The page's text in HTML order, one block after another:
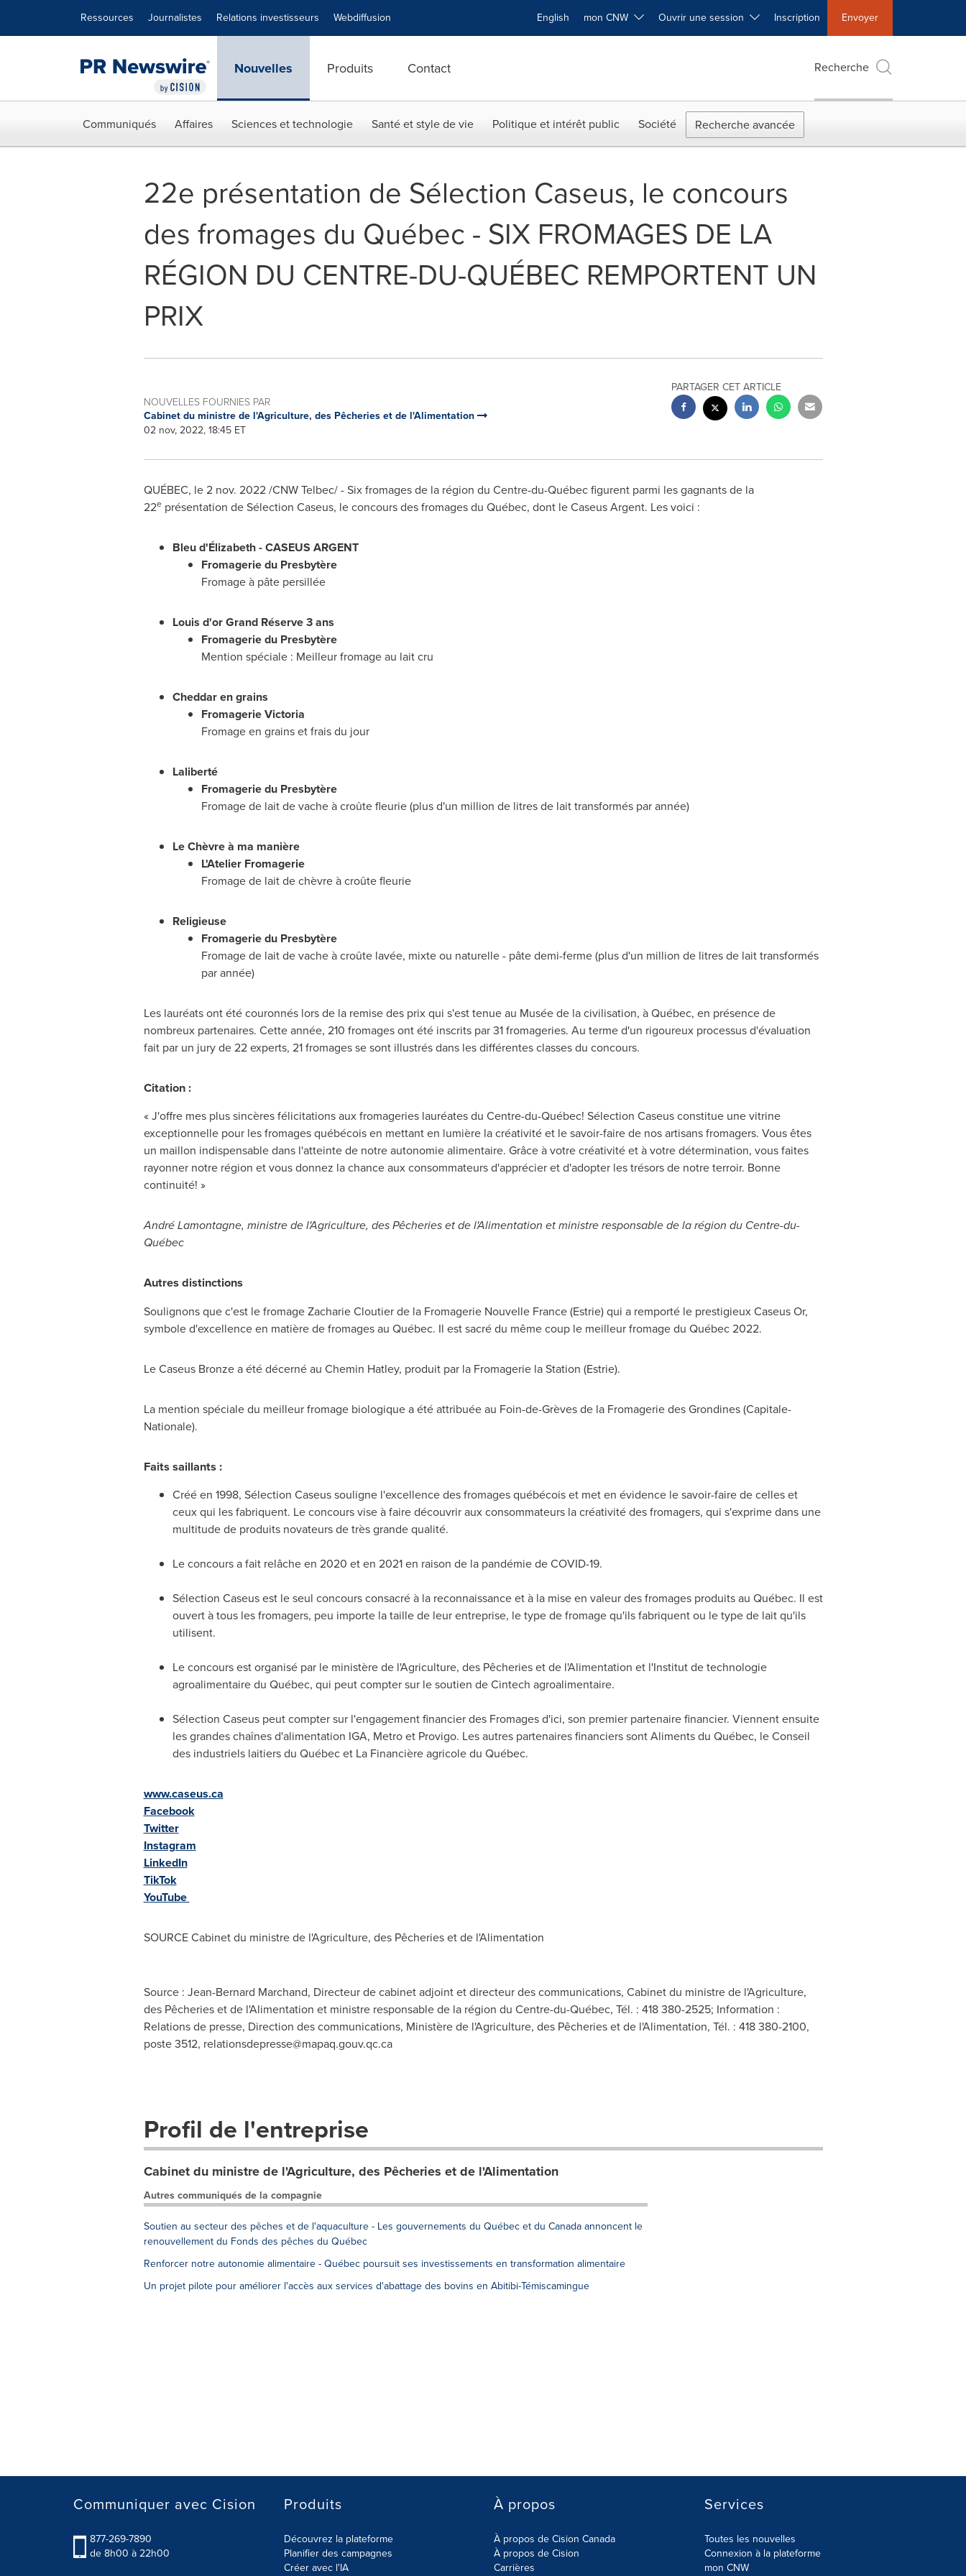
Ressources Journalistes Relations investisseurs Webdiffusion English mon CNW Ouvrir une session Inscription Envoyer
Nouvelles Produits Contact Recherche
Communiqués Affaires Sciences et technologie Santé et style de vie Politique et intérêt public Société Recherche avancée
22e présentation de Sélection Caseus, le concours
des fromages du Québec - SIX FROMAGES DE LA
RÉGION DU CENTRE-DU-QUÉBEC REMPORTENT UN
PRIX
NOUVELLES FOURNIES PAR
Cabinet du ministre de l'Agriculture, des Pêcheries et de l'Alimentation
02 nov, 2022, 18:45 ET
PARTAGER CET ARTICLE
QUÉBEC, le2 nov. 2022/CNW Telbec/ - Six fromages de la région du Centre-du-Québec figurent parmi les gagnants de la
22eprésentation de Sélection Caseus, le concours des fromages du Québec, dont le Caseus Argent. Les voici :
Bleu d'Élizabeth - CASEUS ARGENT
Fromagerie du Presbytère
Fromage à pâte persillée
Louis d'or Grand Réserve 3 ans
Fromagerie du Presbytère
Mention spéciale : Meilleur fromage au lait cru
Cheddar en grains
Fromagerie Victoria
Fromage en grains et frais du jour
Laliberté
Fromagerie du Presbytère
Fromage de lait de vache à croûte fleurie (plus d'un million de litres de lait transformés par année)
Le Chèvre à ma manière
L'Atelier Fromagerie
Fromage de lait de chèvre à croûte fleurie
Religieuse
Fromagerie du Presbytère
Fromage de lait de vache à croûte lavée, mixte ou naturelle - pâte demi-ferme (plus d'un million de litres de lait transformés
par année)
Les lauréats ont été couronnés lors de la remise des prix qui s'est tenue au Musée de la civilisation, à Québec, en présence de
nombreux partenaires. Cette année, 210 fromages ont été inscrits par 31 fromageries. Au terme d'un rigoureux processus d'évaluation
fait par un jury de 22 experts, 21 fromages se sont illustrés dans les différentes classes du concours.
Citation :
« J'offre mes plus sincères félicitations aux fromageries lauréates du Centre-du-Québec! Sélection Caseus constitue une vitrine
exceptionnelle pour les fromages québécois en mettant en lumière la créativité et le savoir-faire de nos artisans fromagers. Vous êtes
un maillon indispensable dans l'atteinte de notre autonomie alimentaire. Grâce à votre créativité et à votre détermination, vous faites
rayonner notre région et vous donnez la chance aux consommateurs d'apprécier et d'adopter les trésors de notre terroir. Bonne
continuité! »
André Lamontagne, ministre de l'Agriculture, des Pêcheries et de l'Alimentation et ministre responsable de la région du Centre-du-
Québec
Autres distinctions
Soulignons que c'est le fromage Zacharie Cloutier de la Fromagerie Nouvelle France (Estrie) qui a remporté le prestigieux Caseus Or,
symbole d'excellence en matière de fromages au Québec. Il est sacré du même coup le meilleur fromage du Québec 2022.
Le Caseus Bronze a été décerné au Chemin Hatley, produit par la Fromagerie la Station (Estrie).
La mention spéciale du meilleur fromage biologique a été attribuée au Foin-de-Grèves de la Fromagerie desGrondines(Capitale-
Nationale).
Faits saillants :
Créé en 1998, Sélection Caseus souligne l'excellence des fromages québécois et met en évidence le savoir-faire de celles et
ceux qui les fabriquent. Le concours vise à faire découvrir aux consommateurs la créativité des fromagers, qui s'exprime dans une
multitude de produits novateurs de très grande qualité.
Le concours a fait relâche en 2020 eten 2021 en raison de la pandémie de COVID-19.
Sélection Caseus est le seul concours consacré à la reconnaissance et à la mise en valeur des fromages produits au Québec. Il est
ouvert à tous les fromagers, peu importe la taille de leur entreprise, le type de fromage qu'ils fabriquent ou le type de lait qu'ils
utilisent.
Le concours est organisé par le ministère de l'Agriculture, des Pêcheries et de l'Alimentation et l'Institut de technologie
agroalimentaire du Québec, qui peut compter sur le soutien de Cintech agroalimentaire.
Sélection Caseus peut compter sur l'engagement financier des Fromages d'ici, son premier partenaire financier. Viennent ensuite
les grandes chaînes d'alimentation IGA, Metro et Provigo. Les autres partenaires financiers sont Aliments du Québec, le Conseil
des industriels laitiers du Québec et La Financière agricole du Québec.
www.caseus.ca
Facebook
Twitter
Instagram
LinkedIn
TikTok
YouTube
SOURCE Cabinet du ministre de l'Agriculture, des Pêcheries et de l'Alimentation
Source : Jean-Bernard Marchand, Directeur de cabinet adjoint et directeur des communications, Cabinet du ministre de l'Agriculture,
des Pêcheries et de l'Alimentation et ministre responsable de la région du Centre-du-Québec, Tél. : 418 380-2525; Information :
Relations de presse, Direction des communications, Ministère de l'Agriculture, des Pêcheries et de l'Alimentation, Tél. : 418 380-2100,
poste 3512, relationsdepresse@mapaq.gouv.qc.ca
Profil de l'entreprise
Cabinet du ministre de l'Agriculture, des Pêcheries et de l'Alimentation
Autres communiqués de la compagnie
Soutien au secteur des pêches et de l'aquaculture - Les gouvernements du Québec et du Canada annoncent le
renouvellement du Fonds des pêches du Québec
Renforcer notre autonomie alimentaire - Québec poursuit ses investissements en transformation alimentaire
Un projet pilote pour améliorer l'accès aux services d'abattage des bovins en Abitibi-Témiscamingue
Communiquer avec Cision
877-269-7890
de 8h00 à 22h00
Produits
Découvrez la plateforme
Planifier des campagnes
Créer avec l'IA
À propos
À propos de Cision Canada
À propos de Cision
Carrières
Services
Toutes les nouvelles
Connexion à la plateforme
mon CNW